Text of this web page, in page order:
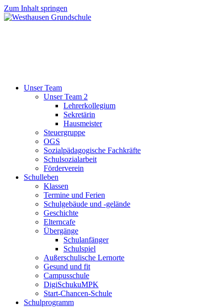
Zum Inhalt springen
Unser Team
Unser Team 2
Lehrerkollegium
Sekretärin
Hausmeister
Steuergruppe
OGS
Sozialpädagogische Fachkräfte
Schulsozialarbeit
Förderverein
Schulleben
Klassen
Termine und Ferien
Schulgebäude und -gelände
Geschichte
Elterncafe
Übergänge
Schulanfänger
Schulspiel
Außerschulische Lernorte
Gesund und fit
Campusschule
DigiSchukuMPK
Start-Chancen-Schule
Schulprogramm